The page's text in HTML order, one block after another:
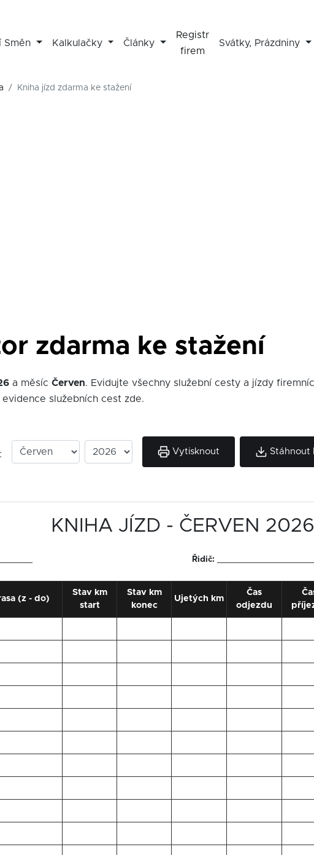
Směn Kalkulačky Články
Registr
firem
Svátky, Prázdniny
Kniha jízd zdarma ke stažení
zdarma ke stažení
a měsíc Červen. Evidujte všechny služební cesty a jízdy
služebních cest zde.
Vytisknout Stáhnout
KNIHA JÍZD - ČERVEN 2026
Řidič:
(z - do)
Stav km
start
Stav km
konec
Ujetých km
Čas
odjezdu